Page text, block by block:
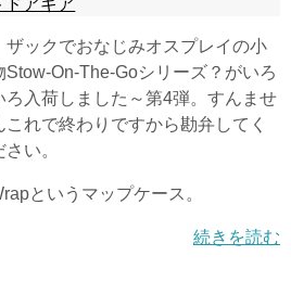
ドアギア
ックでおなじみオスプレイの小
Stow-On-The-Goシリーズ？がいろ
ろ入荷しました～第4弾。すんませ
これで終わりですから勘弁してく
さい。
というマップケース。
続きを読む